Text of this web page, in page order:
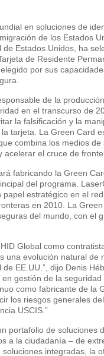
en soluciones de
de los Estados
de Estados Unidos, ha
de Residente
por sus
de la
en el transcurso de
la falsificación y la
tarjeta. La Green Card
combina los medios
acelerar el cruce de
fabricando la Green
del programa.
papel estratégico en el
en 2010. La
del mundo, con el
Global como
una evolución natural de
de EE.UU.”, dijo Denis
gestión de la
como fabricante de la
los riesgos generales
USCIS.”
portafolio de soluciones
a la ciudadanía – de
integradas, la